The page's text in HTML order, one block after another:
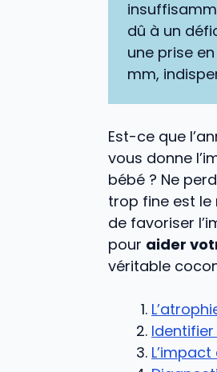
dû à un
une prise
mm,
Est-ce que
vous donne
bébé ? Ne
trop fine est le
de favoriser
pour aider
véritable